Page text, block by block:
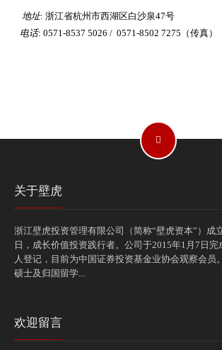
地址: 浙江省杭州市西湖区白沙泉47号
电话: 0571-8537 5026 / 0571-8502 7275（传真）
关于壁虎
浙江壁虎投资管理有限公司（简称“壁虎资本”）成
日，成长价值投资践行者。公司于2015年1月7日
人登记，目前为中国证券投资基金业协会观察会员
硕士及归国留学...
欢迎留言